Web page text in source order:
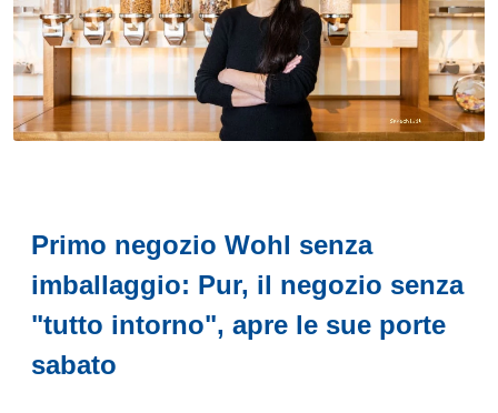
Primo negozio Wohl senza
imballaggio: Pur, il negozio senza
"tutto intorno", apre le sue porte
sabato